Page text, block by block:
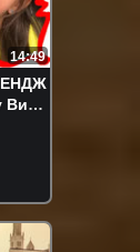
14:49
Вика